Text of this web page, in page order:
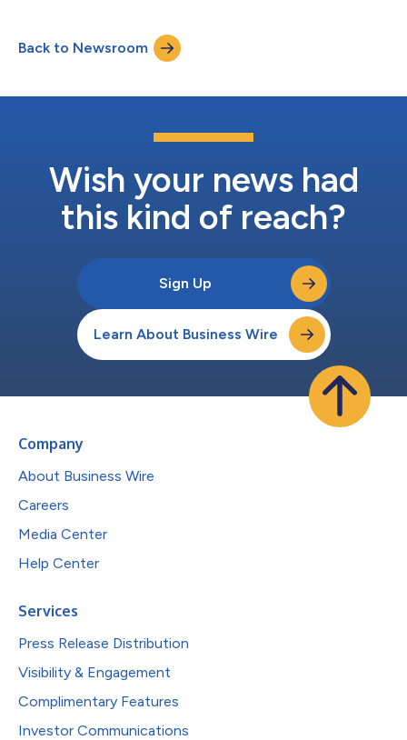
年5月宣布的中期管理计划“NS Vision 2026 | Enabling the
Future”（“NS Vision 2026”），旨在运用具体的范例，以简单易懂
的方式解释价值创造故事。 《2023年综合报告》以PDF格式发
可访问性。 请访问我们网站的"Integrated Report"（综合报告）页
2026的进展和对我们业务环境的了解，以首席执行官致辞形式介
绍了NSHD集团的战略。 作为专题报道，介绍了在NS Vision 2026
Back to Newsroom
Wish your news had
this kind of reach?
Sign Up
Learn About Business Wire
Company
About Business Wire
Careers
Media Center
Help Center
Services
Press Release Distribution
Visibility & Engagement
Complimentary Features
Investor Communications